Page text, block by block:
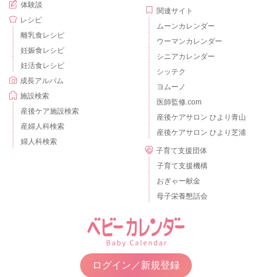
体験談
レシピ
離乳食レシピ
妊娠食レシピ
妊活食レシピ
成長アルバム
施設検索
産後ケア施設検索
産婦人科検索
婦人科検索
関連サイト
ムーンカレンダー
ウーマンカレンダー
シニアカレンダー
シッテク
ヨムーノ
医師監修.com
産後ケアサロン ひより青山
産後ケアサロン ひより芝浦
子育て支援団体
子育て支援機構
おぎゃー献金
母子栄養懇話会
ログイン／新規登録